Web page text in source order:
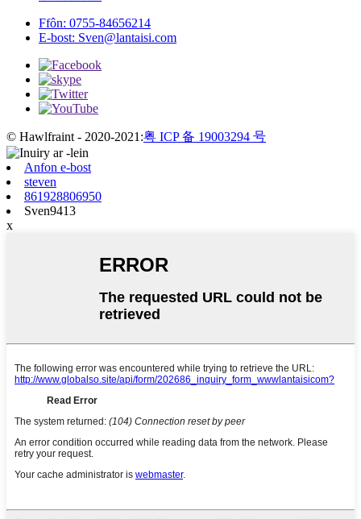
Ffôn: 0755-84656214
E-bost: Sven@lantaisi.com
© Hawlfraint - 2020-2021:粤 ICP 备 19003294 号
Anfon e-bost
steven
861928806950
Sven9413
x